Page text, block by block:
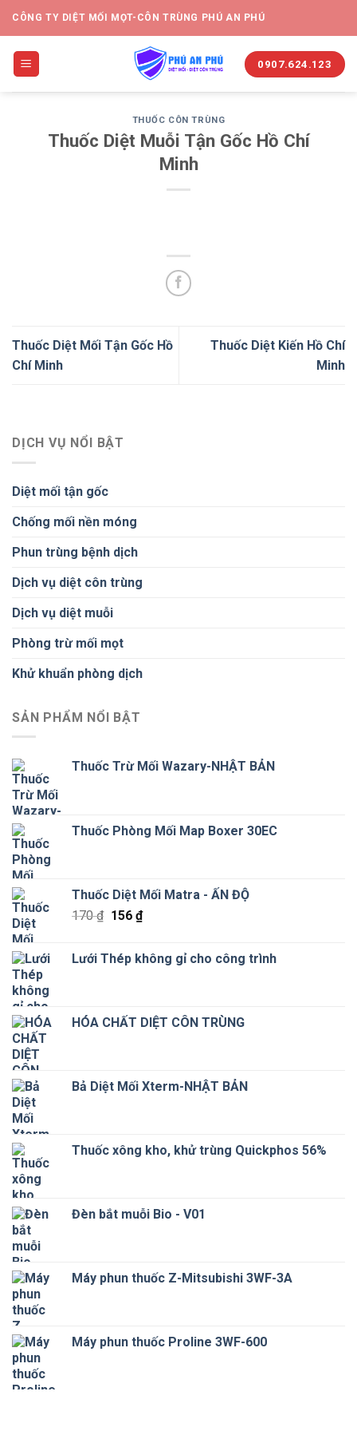
CÔNG TY DIỆT MỐI MỌT-CÔN TRÙNG PHÚ AN PHÚ
0907.624.123
THUỐC CÔN TRÙNG
Thuốc Diệt Muỗi Tận Gốc Hồ Chí
Minh
Thuốc Diệt Mối Tận Gốc Hồ
Chí Minh
Thuốc Diệt Kiến Hồ Chí
Minh
DỊCH VỤ NỔI BẬT
Diệt mối tận gốc
Chống mối nền móng
Phun trùng bệnh dịch
Dịch vụ diệt côn trùng
Dịch vụ diệt muỗi
Phòng trừ mối mọt
Khử khuẩn phòng dịch
SẢN PHẨM NỔI BẬT
Thuốc Trừ Mối Wazary-NHẬT BẢN
Thuốc Phòng Mối Map Boxer 30EC
Thuốc Diệt Mối Matra - ẤN ĐỘ
170₫ Giá
170 ₫.
156 ₫Giá
là:
Lưới Thép không gỉ cho công trình
HÓA CHẤT DIỆT CÔN TRÙNG
Bả Diệt Mối Xterm-NHẬT BẢN
Thuốc xông kho, khử trùng Quickphos 56%
Đèn bắt muỗi Bio - V01
Máy phun thuốc Z-Mitsubishi 3WF-3A
Máy phun thuốc Proline 3WF-600